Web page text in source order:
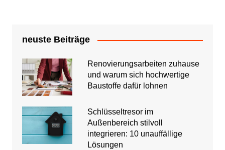
neuste Beiträge
Renovierungsarbeiten zuhause
und warum sich hochwertige
Baustoffe dafür lohnen
Schlüsseltresor im
Außenbereich stilvoll
integrieren: 10 unauffällige
Lösungen